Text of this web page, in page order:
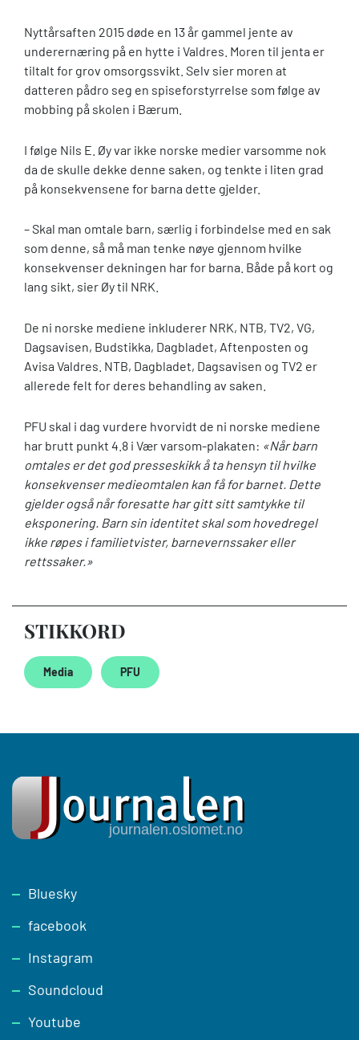
Nyttårsaften 2015 døde en 13 år gammel jente av
underernæring på en hytte i Valdres. Moren til jenta er
tiltalt for grov omsorgssvikt. Selv sier moren at
datteren pådro seg en spiseforstyrrelse som følge av
mobbing på skolen i Bærum.
I følge Nils E. Øy var ikke norske medier varsomme nok
da de skulle dekke denne saken, og tenkte i liten grad
på konsekvensene for barna dette gjelder.
– Skal man omtale barn, særlig i forbindelse med en sak
som denne, så må man tenke nøye gjennom hvilke
konsekvenser dekningen har for barna. Både på kort og
lang sikt, sier Øy til NRK.
De ni norske mediene inkluderer NRK, NTB, TV2, VG,
Dagsavisen, Budstikka, Dagbladet, Aftenposten og
Avisa Valdres. NTB, Dagbladet, Dagsavisen og TV2 er
allerede felt for deres behandling av saken.
PFU skal i dag vurdere hvorvidt de ni norske mediene
har brutt punkt 4.8 i Vær varsom-plakaten: «Når barn
omtales er det god presseskikk å ta hensyn til hvilke
konsekvenser medieomtalen kan få for barnet. Dette
gjelder også når foresatte har gitt sitt samtykke til
eksponering. Barn sin identitet skal som hovedregel
ikke røpes i familietvister, barnevernssaker eller
rettssaker.»
STIKKORD
Media PFU
Footer
Bluesky
facebook
Instagram
Soundcloud
Youtube